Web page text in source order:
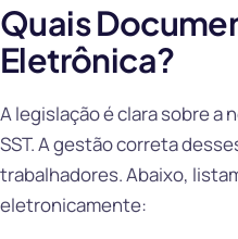
Quais
Eletrônica?
A legislação é clara sobre a
SST. A gestão correta
trabalhadores. Abaixo,
eletronicamente: